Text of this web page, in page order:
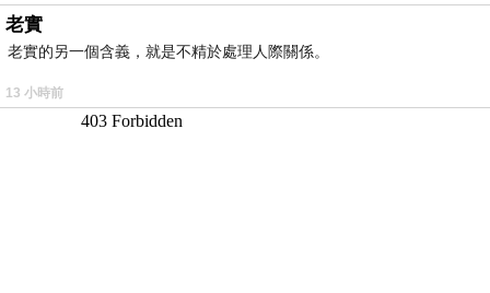
老實
老實的另一個含義，就是不精於處理人際關係。
13 小時前